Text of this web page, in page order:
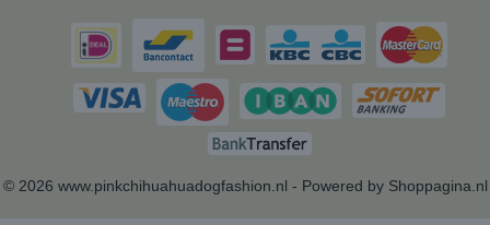
© 2026 www.pinkchihuahuadogfashion.nl - Powered by Shoppagina.nl